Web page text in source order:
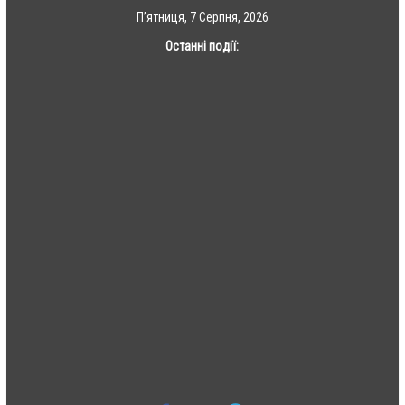
П’ятниця, 7 Серпня, 2026
Останні події: